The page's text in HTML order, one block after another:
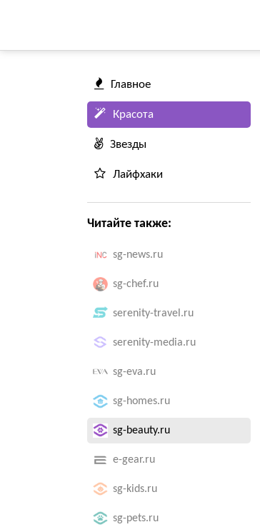
Главное
Красота
Звезды
Лайфхаки
Читайте также:
sg-news.ru
sg-chef.ru
serenity-travel.ru
serenity-media.ru
sg-eva.ru
sg-homes.ru
sg-beauty.ru
e-gear.ru
sg-kids.ru
sg-pets.ru